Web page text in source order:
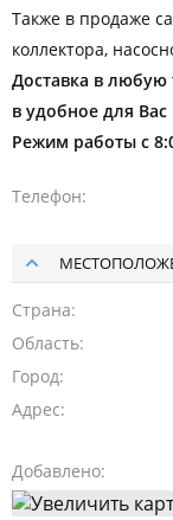
Также в продаже
коллектора,
Доставка в любую
в удобное для Вас
Режим работы с
Телефон
Страна
Область
Город
Адрес
Добавлено